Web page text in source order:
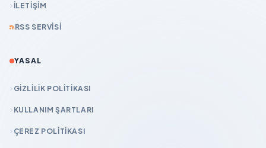
İLETIŞIM
RSS SERVISI
YASAL
GIZLILIK POLITIKASI
KULLANIM ŞARTLARI
ÇEREZ POLITIKASI